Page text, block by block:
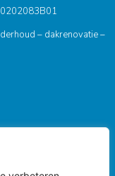
– dakrenovatie –